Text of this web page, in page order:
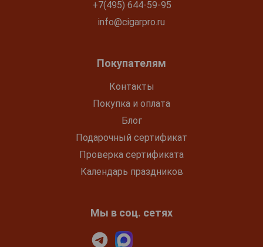
+7(495) 644-59-95
info@cigarpro.ru
Покупателям
Контакты
Покупка и оплата
Блог
Подарочный сертификат
Проверка сертификата
Календарь праздников
Мы в соц. сетях